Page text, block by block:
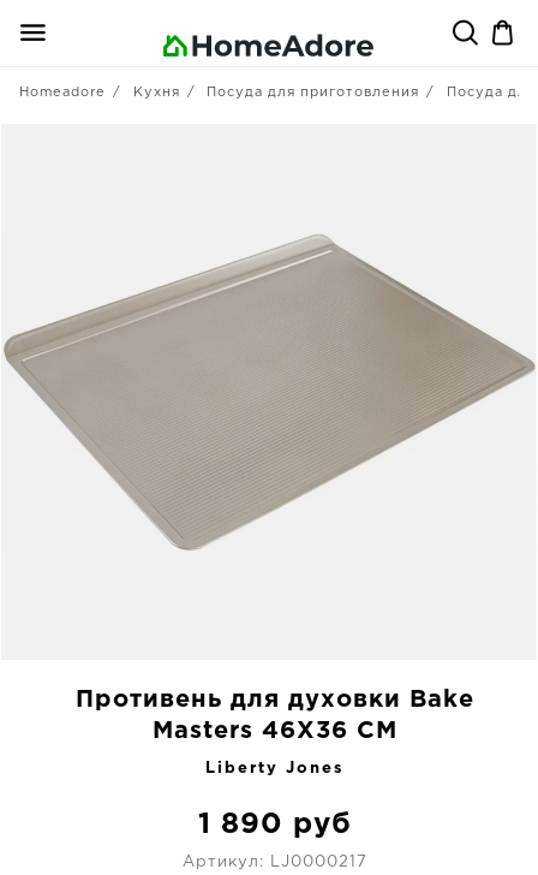
Homeadore Кухня Посуда для приготовления Посуда
Противень для духовки Bake
Masters 46X36 CM
Liberty Jones
1 890 руб
Артикул: LJ0000217